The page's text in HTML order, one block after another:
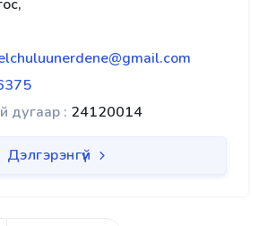
дугаар : 24120014
Дэлгэрэнгүй